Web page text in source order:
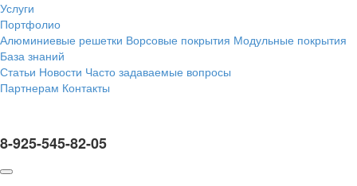
Услуги
Портфолио
Алюминиевые решетки Ворсовые покрытия Модульные покрытия
База знаний
Статьи Новости Часто задаваемые вопросы
Партнерам Контакты
8-925-545-82-05